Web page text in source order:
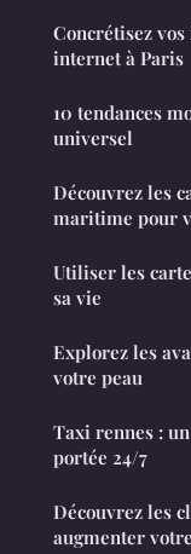
Concrétisez
internet à Paris
10 tendances
universel
Découvrez les
maritime pour
Utiliser les
sa vie
Explorez les
votre peau
Taxi rennes :
portée 24/7
Découvrez les
augmenter